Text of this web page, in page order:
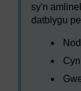
sy'n
datblygu